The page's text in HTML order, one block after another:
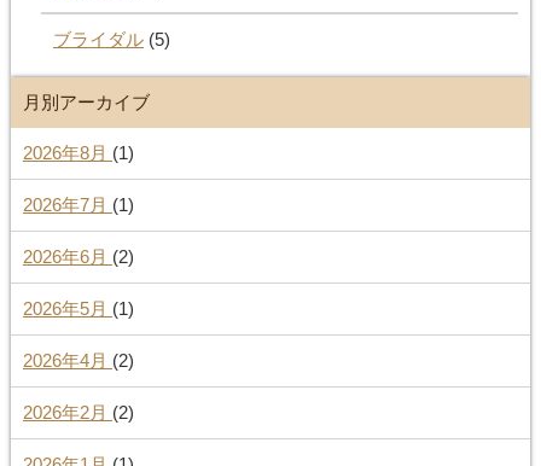
ブライダル(5)
月別アーカイブ
2026年8月 (1)
2026年7月 (1)
2026年6月 (2)
2026年5月 (1)
2026年4月 (2)
2026年2月 (2)